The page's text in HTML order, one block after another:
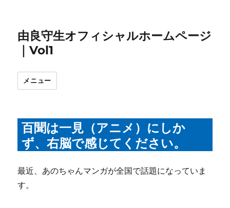
由良守生オフィシャルホームページ
｜Vol1
メニュー
百聞は一見（アニメ）にしか
ず、右脳で感じてください。
最近、あのちゃんマンガが全国で話題になっていま
す。